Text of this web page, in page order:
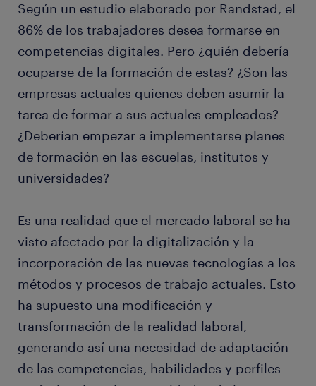
Según un estudio elaborado por Randstad, el
86% de los trabajadores desea formarse en
competencias digitales. Pero ¿quién debería
ocuparse de la formación de estas? ¿Son las
empresas actuales quienes deben asumir la
tarea de formar a sus actuales empleados?
¿Deberían empezar a implementarse planes
de formación en las escuelas, institutos y
universidades?
Es una realidad que el mercado laboral se ha
visto afectado por la digitalización y la
incorporación de las nuevas tecnologías a los
métodos y procesos de trabajo actuales. Esto
ha supuesto una modificación y
transformación de la realidad laboral,
generando así una necesidad de adaptación
de las competencias, habilidades y perfiles